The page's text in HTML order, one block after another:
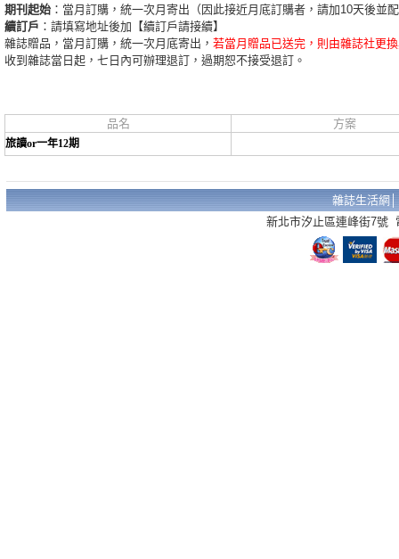
期刊起始 ：當月訂購，統一次月寄出（因此接近月底訂購者，請加10天後並
續訂戶 ：請填寫地址後加【續訂戶請接續】
雜誌贈品，當月訂購，統一次月底寄出， 若當月贈品已送完，則由雜誌社更
收到雜誌當日起，七日內可辦理退訂，過期恕不接受退訂。
品名 方案
旅讀or一年12期
雜誌生活網
新北市汐止區連峰街7號